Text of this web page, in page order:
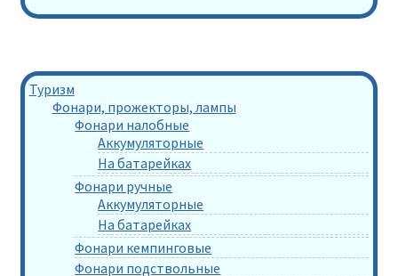
Туризм
Фонари, прожекторы, лампы
Фонари налобные
Аккумуляторные
На батарейках
Фонари ручные
Аккумуляторные
На батарейках
Фонари кемпинговые
Фонари подствольные